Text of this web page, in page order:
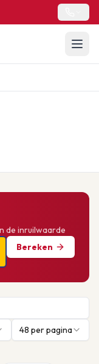
de inruilwaarde
Bereken
48 per pagina